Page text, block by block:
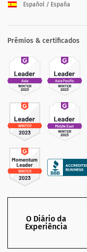
Español / España
Prêmios & certificados
O Diário da
Experiência